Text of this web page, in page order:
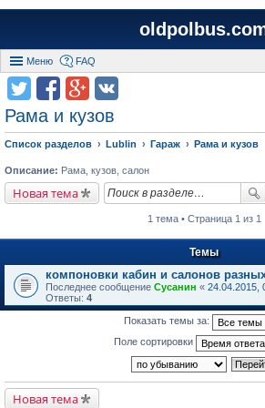
Меню FAQ
Рама и кузов
Список разделов Lublin Гараж Рама и кузов
Описание: Рама, кузов, салон
Новая тема
1 тема • Страница 1 из 1
Темы
компоновки кабин и салонов
Последнее сообщение Сусанин « 24.04.2015,
Ответы: 4
Показать темы за:
Поле сортировки
Новая тема